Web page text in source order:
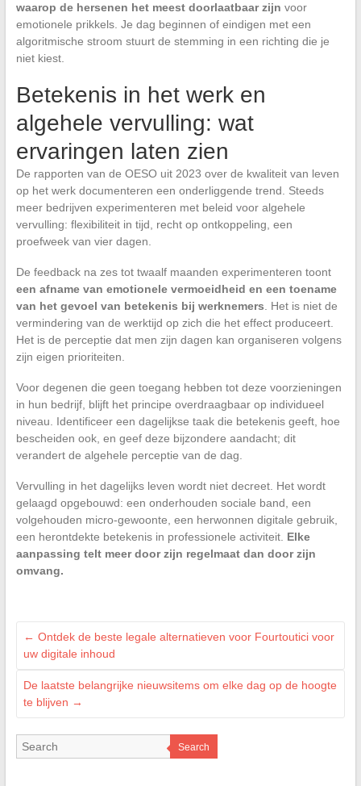
waarop de hersenen het meest doorlaatbaar zijn voor
emotionele prikkels. Je dag beginnen of eindigen met een
algoritmische stroom stuurt de stemming in een richting die je
niet kiest.
Betekenis in het werk en
algehele vervulling: wat
ervaringen laten zien
De rapporten van de OESO uit 2023 over de kwaliteit van leven
op het werk documenteren een onderliggende trend. Steeds
meer bedrijven experimenteren met beleid voor algehele
vervulling: flexibiliteit in tijd, recht op ontkoppeling, een
proefweek van vier dagen.
De feedback na zes tot twaalf maanden experimenteren toont
een afname van emotionele vermoeidheid en een toename
van het gevoel van betekenis bij werknemers. Het is niet de
vermindering van de werktijd op zich die het effect produceert.
Het is de perceptie dat men zijn dagen kan organiseren volgens
zijn eigen prioriteiten.
Voor degenen die geen toegang hebben tot deze voorzieningen
in hun bedrijf, blijft het principe overdraagbaar op individueel
niveau. Identificeer een dagelijkse taak die betekenis geeft, hoe
bescheiden ook, en geef deze bijzondere aandacht; dit
verandert de algehele perceptie van de dag.
Vervulling in het dagelijks leven wordt niet decreet. Het wordt
gelaagd opgebouwd: een onderhouden sociale band, een
volgehouden micro-gewoonte, een herwonnen digitale gebruik,
een herontdekte betekenis in professionele activiteit. Elke
aanpassing telt meer door zijn regelmaat dan door zijn
omvang.
← Ontdek de beste legale alternatieven voor Fourtoutici voor
uw digitale inhoud
De laatste belangrijke nieuwsitems om elke dag op de hoogte
te blijven →
Search